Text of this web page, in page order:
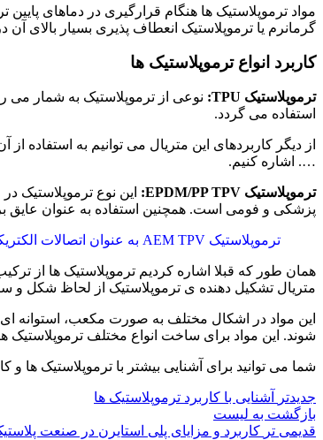
مواد ترموپلاستیک ها هنگام قرارگیری در دماهای
گرمانرم یا ترموپلاستیک انعطاف پذیری بسیار بالای
کاربرد انواع ترموپلاستیک ها
ترموپلاستیک TPU:
نوعی از ترموپلاستیک به شمار
استفاده می گردد.
از دیگر کاربردهای این متریال می توانیم به
…. اشاره کنیم.
ترموپلاستیک EPDM/PP TPV:
این نوع ترموپلاستیک
پزشکی و فومی است. همچنین استفاده به عنوان عایق
ترموپلاستیک AEM TPV به عنوان اتصالات الکتریکی، کلاهک زیرین ماشین، درایو آب بندی شفت قطار، مجرای هوا، پوشش دهی شلنگ استفاده می شود.
همان طور که قبلا اشاره کردیم ترموپلاستیک ها از
متریال تشکیل دهنده ی ترموپلاستیک از لحاظ شکل و
شوند. این مواد برای ساخت انواع مختلف ترموپلاستیک
شما می توانید برای آشنایی بیشتر با ترموپلاستیک ها و
جدیدتر
آشنایی با کاربرد ترموپلاستیک ها
بازگشت به لیست
قدیمی تر کاربرد و مزایای پلی استایرن در صنعت